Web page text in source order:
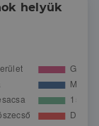
helyük